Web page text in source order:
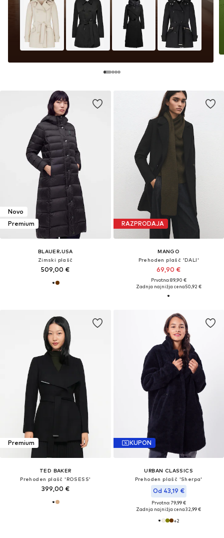
Novo
Premium
BLAUER.USA
Zimski plašč
509,00 €
RAZPRODAJA
MANGO
Prehoden plašč 'DALI'
69,90 €
Prvotno: 89,90 €
Zadnja najnižja cena50,92 €
Premium
TED BAKER
Prehoden plašč 'ROSESS'
399,00 €
KUPON
URBAN CLASSICS
Prehoden plašč 'Sherpa'
Od 43,19 €
Prvotno: 79,99 €
Zadnja najnižja cena32,99 €
+2